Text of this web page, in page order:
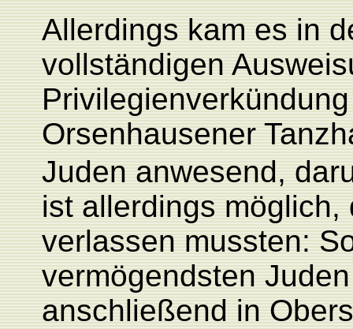
Allerdings kam es in
vollständigen
Orsenhausener
Juden anwesend,
ist allerdings
verlassen mussten:
vermögendsten
anschließend in